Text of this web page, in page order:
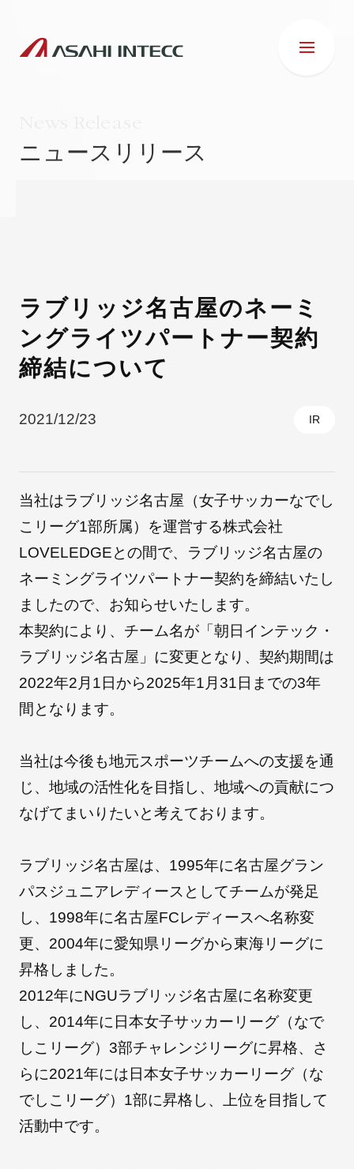
事業紹介
ESG
やさしくわかる病気と治療
ニュースリリース
朝日インテックとは
医療関係の皆さまへ
メディア情報
お問い合わせ
ニュースリリース
ラブリッジ名古屋のネーミ
ングライツパートナー契約
締結について
2021/12/23 IR
当社はラブリッジ名古屋（女子サッカーなでし
こリーグ1部所属）を運営する株式会社
LOVELEDGEとの間で、ラブリッジ名古屋の
ネーミングライツパートナー契約を締結いたし
ましたので、お知らせいたします。
本契約により、チーム名が「朝日インテック・
ラブリッジ名古屋」に変更となり、契約期間は
2022年2月1日から2025年1月31日までの3年
間となります。
当社は今後も地元スポーツチームへの支援を通
じ、地域の活性化を目指し、地域への貢献につ
なげてまいりたいと考えております。
ラブリッジ名古屋は、1995年に名古屋グラン
パスジュニアレディースとしてチームが発足
し、1998年に名古屋FCレディースへ名称変
更、2004年に愛知県リーグから東海リーグに
昇格しました。
2012年にNGUラブリッジ名古屋に名称変更
し、2014年に日本女子サッカーリーグ（なで
しこリーグ）3部チャレンジリーグに昇格、さ
らに2021年には日本女子サッカーリーグ（な
でしこリーグ）1部に昇格し、上位を目指して
活動中です。